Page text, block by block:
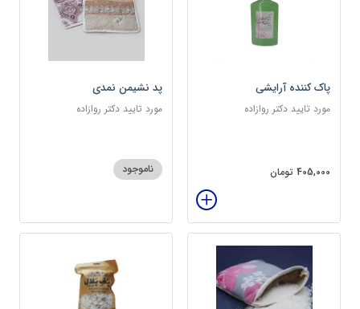
پاک کننده آرایشی
مورد تایید دکتر روازاده
405,000 تومان
پد نشیمن نمدی
مورد تایید دکتر روازاده
ناموجود